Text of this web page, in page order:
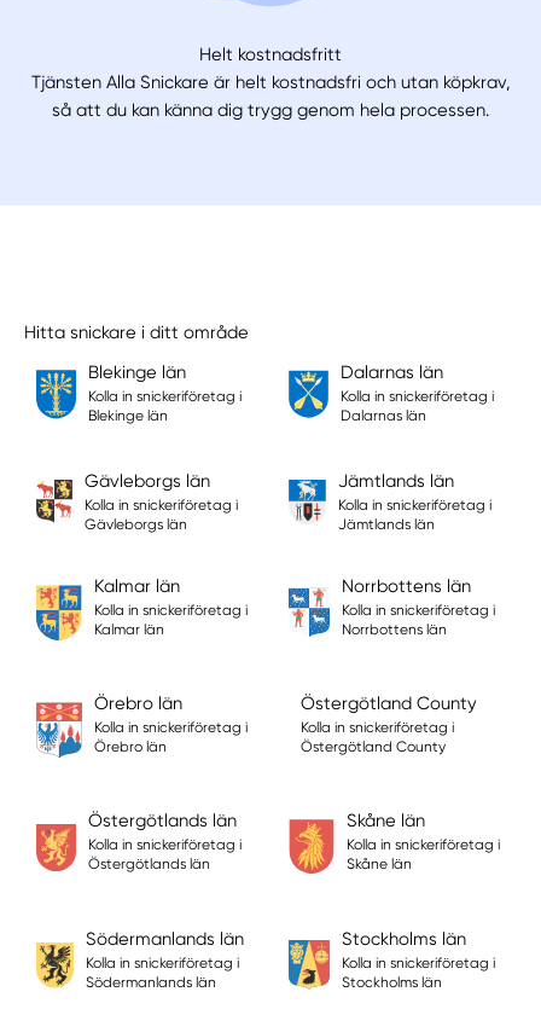
Helt kostnadsfritt
Tjänsten Alla Snickare är helt kostnadsfri och utan köpkrav,
så att du kan känna dig trygg genom hela processen.
Hitta snickare i ditt område
Blekinge län
Kolla in snickeriföretag i
Blekinge län
Dalarnas län
Kolla in snickeriföretag i
Dalarnas län
Gävleborgs län
Kolla in snickeriföretag i
Gävleborgs län
Jämtlands län
Kolla in snickeriföretag i
Jämtlands län
Kalmar län
Kolla in snickeriföretag i
Kalmar län
Norrbottens län
Kolla in snickeriföretag i
Norrbottens län
Örebro län
Kolla in snickeriföretag i
Örebro län
Östergötland County
Kolla in snickeriföretag i
Östergötland County
Östergötlands län
Kolla in snickeriföretag i
Östergötlands län
Skåne län
Kolla in snickeriföretag i
Skåne län
Södermanlands län
Kolla in snickeriföretag i
Södermanlands län
Stockholms län
Kolla in snickeriföretag i
Stockholms län